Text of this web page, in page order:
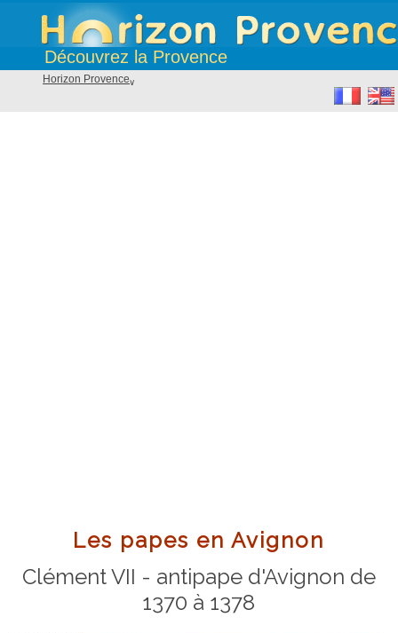
Découvrez la Provence
Horizon Provence
Les papes en Avignon
Clément VII - antipape d'Avignon de
1370 à 1378